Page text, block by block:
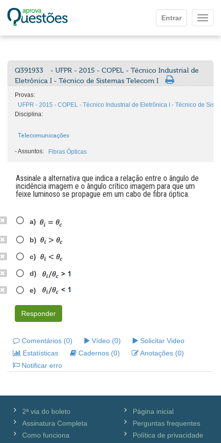
Entrar
Q391933
- UFPR - 2015 - COPEL - Técnico Industrial de
Eletrônica I - Técnico de Sistemas Telecom I
Provas:
UFPR - 2015 - COPEL - Técnico Industrial de Eletrônica I - Técnico de
Disciplina:
Telecomunicações
-Assuntos: Fibras Ópticas
Assinale a alternativa que indica a relação entre o ângulo de
incidência imagem e o ângulo crítico imagem para que um
feixe luminoso se propague em um cabo de fibra óptica.
a)
b)
c)
d)
e)
Responder
Comentários (0) Vídeo (0)
Solicitar Video
Estatísticas
Cadernos (0)
Anotações (0)
Notificar erro
2ª via do boleto
Assinatura Completa
Como funciona
Página inicial
Perguntas frequentes
Política de privacidade